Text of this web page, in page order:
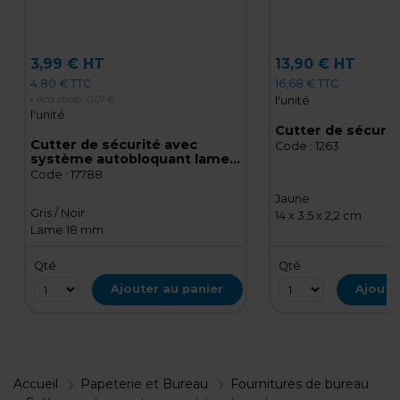
3,99 € HT
4,80 € TTC
+ éco-mob. 0,01 €
l'unité
Cutter de sécurité avec
système autobloquant lame
18 mm métal / caoutchouc
Code : 17788
Gris / Noir
Lame 18 mm
Qté
Ajouter au panier
13,90 € HT
16,68 € TTC
l'unité
Cutter de
Code : 1263
Jaune
14 x 3,5 x 2,2 cm
Qté
Accueil Papeterie et Bureau
Fournitures de bureau